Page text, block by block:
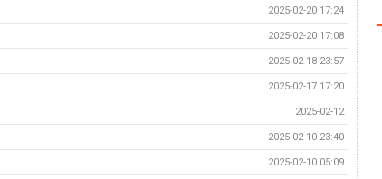
2025-02-20 17:24
2025-02-20 17:08
2025-02-18 23:57
2025-02-17 17:20
2025-02-12
2025-02-10 23:40
2025-02-10 05:09